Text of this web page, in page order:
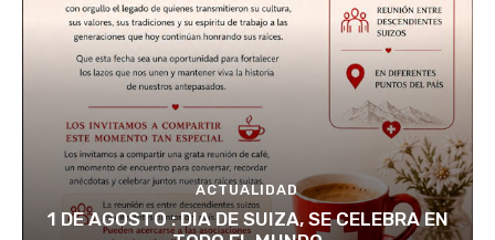
ACTUALIDAD
1 DE AGOSTO : DIA DE SUIZA, SE CELEBRA EN